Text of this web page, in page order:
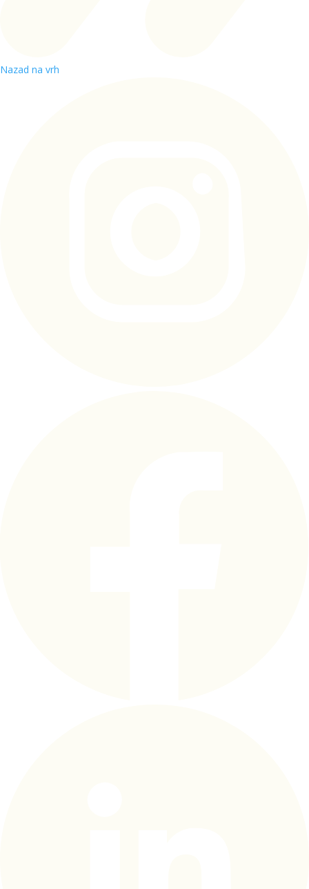
Nazad na vrh